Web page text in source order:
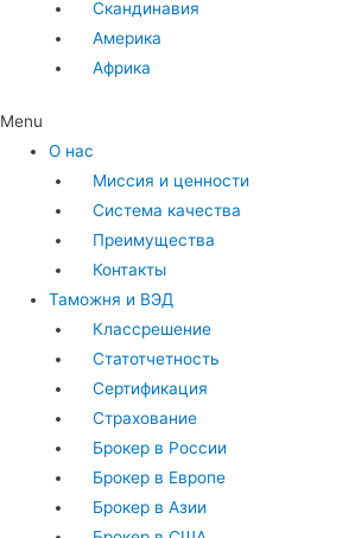
Скандинавия
Америка
Африка
Menu
О нас
Миссия и ценности
Система качества
Преимущества
Контакты
Таможня и ВЭД
Классрешение
Статотчетность
Сертификация
Страхование
Брокер в России
Брокер в Европе
Брокер в Азии